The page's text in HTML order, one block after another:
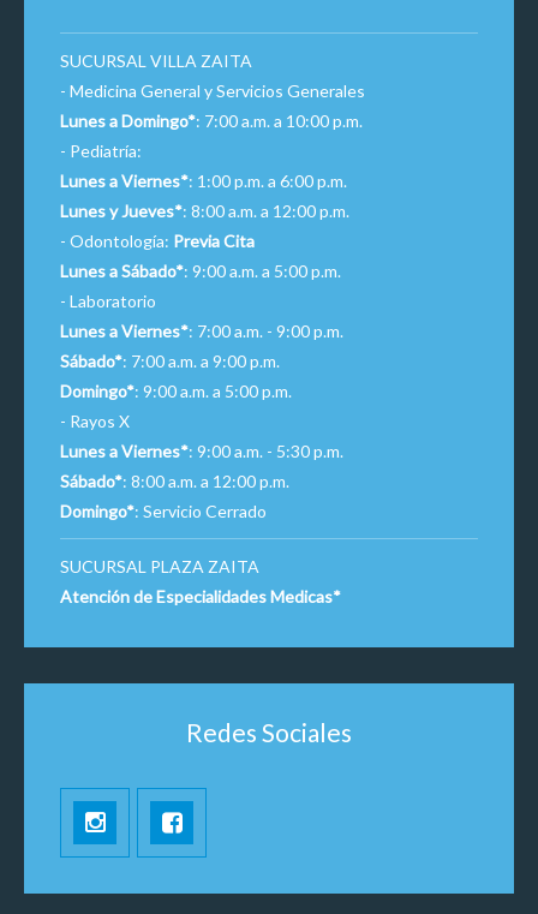
SUCURSAL VILLA ZAITA
- Medicina General y Servicios Generales
Lunes a Domingo*: 7:00 a.m. a 10:00 p.m.
- Pediatría:
Lunes a Viernes*: 1:00 p.m. a 6:00 p.m.
Lunes y Jueves*: 8:00 a.m. a 12:00 p.m.
- Odontología: Previa Cita
Lunes a Sábado*: 9:00 a.m. a 5:00 p.m.
- Laboratorio
Lunes a Viernes*: 7:00 a.m. - 9:00 p.m.
Sábado*: 7:00 a.m. a 9:00 p.m.
Domingo*: 9:00 a.m. a 5:00 p.m.
- Rayos X
Lunes a Viernes*: 9:00 a.m. - 5:30 p.m.
Sábado*: 8:00 a.m. a 12:00 p.m.
Domingo*: Servicio Cerrado
SUCURSAL PLAZA ZAITA
Atención de Especialidades Medicas*
Redes Sociales